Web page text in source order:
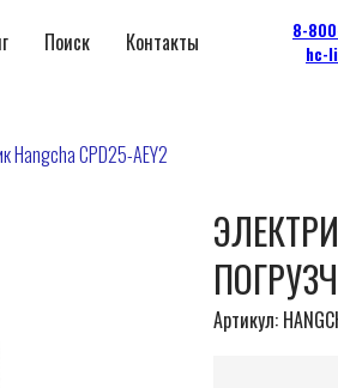
Поиск Контакты
8-
hc-
Hangcha CPD25-AEY2
Артикул: